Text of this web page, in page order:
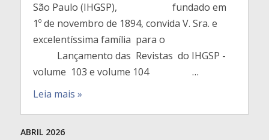
São Paulo (IHGSP), fundado em
1º de novembro de 1894, convida V. Sra. e
excelentíssima família para o
Lançamento das Revistas do IHGSP -
volume 103 e volume 104 …
Leia mais »
ABRIL 2026